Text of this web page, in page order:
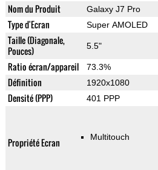
Nom du Produit Galaxy J7 Pro
Type d'Ecran Super AMOLED
Taille (Diagonale,
Pouces)
5.5"
Ratio écran/appareil 73.3%
Définition 1920x1080
Densité (PPP) 401 PPP
Propriété Ecran Multitouch